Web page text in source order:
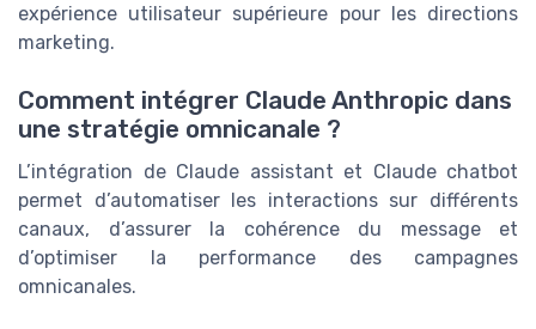
expérience utilisateur supérieure pour les directions
marketing.
Comment intégrer Claude Anthropic dans
une stratégie omnicanale ?
L’intégration de Claude assistant et Claude chatbot
permet d’automatiser les interactions sur différents
canaux, d’assurer la cohérence du message et
d’optimiser la performance des campagnes
omnicanales.